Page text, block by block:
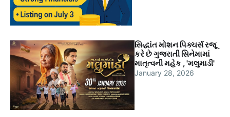
સિદ્ધાંત મોશન પિક્ચર્સ રજૂ
કરે છે ગુજરાતી સિનેમામાં
માતૃત્વની મહેક , 'મલુમાડી'
January 28, 2026